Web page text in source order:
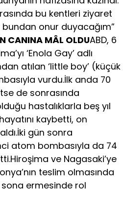
bu kentleri ziyaret
onur duyacağım”
CANINA MÂL OLDUABD, 6
‘Enola Gay’ adlı
atılan ‘little boy’ (küçük
vurdu.İlk anda 70
de sonrasında
hastalıklarla beş yıl
kaybetti, on
gün sonra
atom bombasıyla da 74
ve Nagasaki’ye
teslim olmasında
sona ermesinde rol